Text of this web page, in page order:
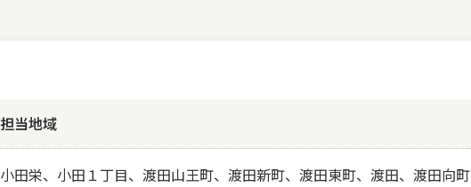
担当地域
小田栄、小田１丁目、渡田山王町、渡田新町、渡田東町、渡田、渡田向町